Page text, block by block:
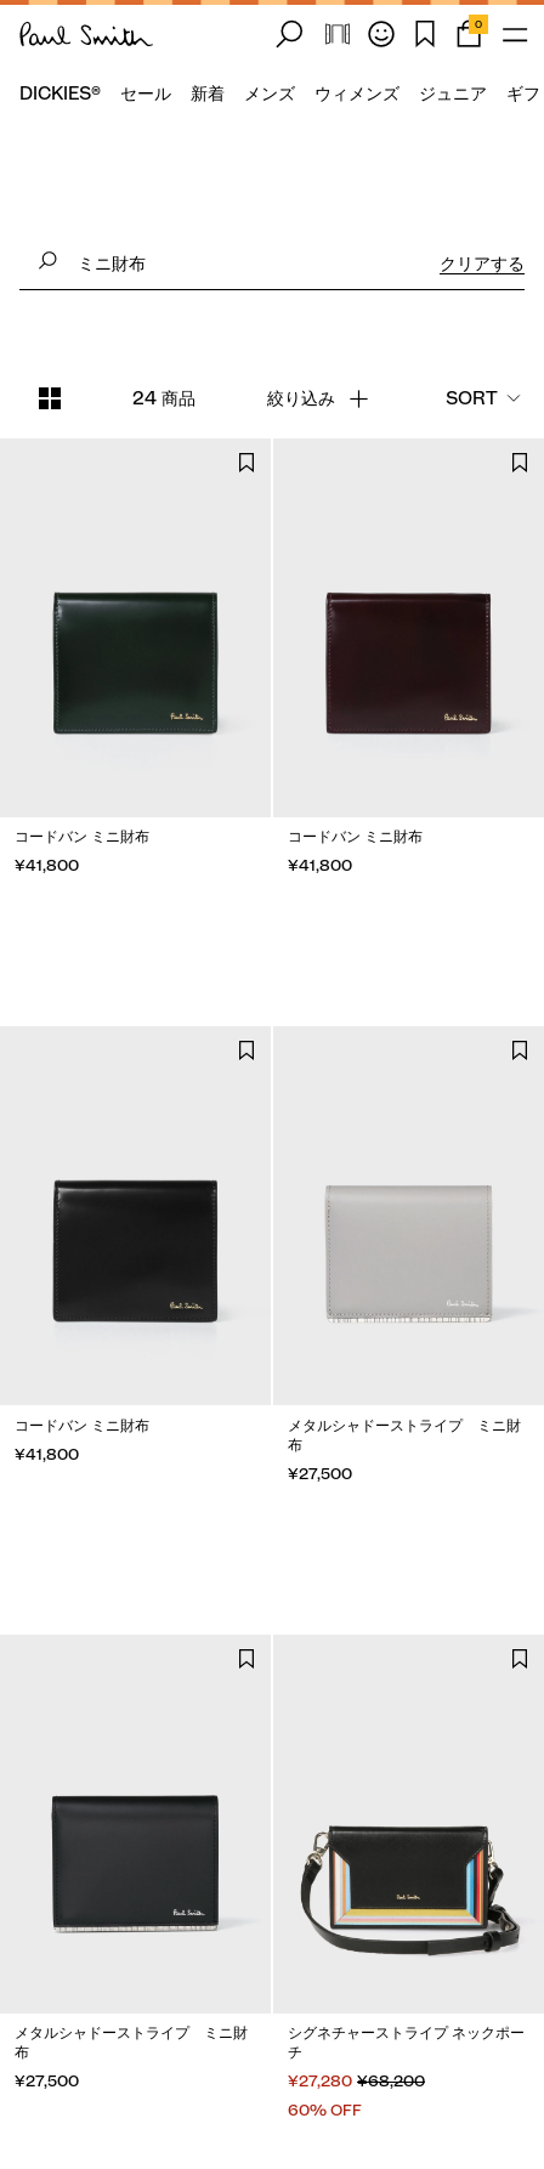
0
DICKIES® セール 新着 メンズ ウィメンズ ジュニア ギ
クリアする
24 商品 絞り込み SORT
コードバン ミニ財布
¥41,800
コードバン ミニ財布
¥41,800
コードバン ミニ財布
¥41,800
メタルシャドーストライプ ミニ財
布
¥27,500
メタルシャドーストライプ ミニ財
布
¥27,500
シグネチャーストライプ ネックポー
チ
¥27,280 ¥68,200
60% OFF